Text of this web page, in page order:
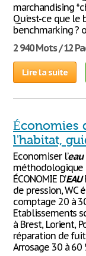
marchandising
Qu'est-ce que le
benchmarking ?
2 940 Mots / 12
Lire la suite
Économies
l'habitat,
Economiser l’eau
méthodologique -
ÉCONOMIE D’EAU
de pression, WC
comptage 20 à
Etablissements
à Brest, Lorient,
réparation de
Arrosage 30 à